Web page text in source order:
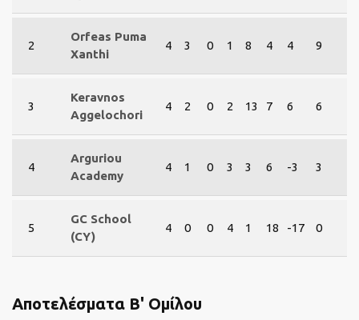
2
Orfeas Puma
Xanthi
4 3 0 1 8 4 4 9
3
Keravnos
Aggelochori
4 2 0 2 13 7 6 6
4
Arguriou
Academy
4 1 0 3 3 6 -3 3
5
GC School
(CY)
4 0 0 4 1 18 -17 0
Αποτελέσματα Β' Ομίλου